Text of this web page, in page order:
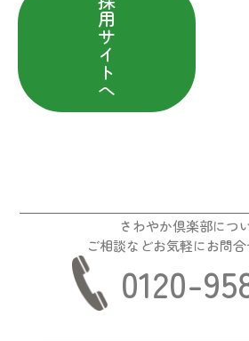
用
サ
イ
ト
へ
さわやか倶楽部につ
ご相談などお気軽にお問
0120-